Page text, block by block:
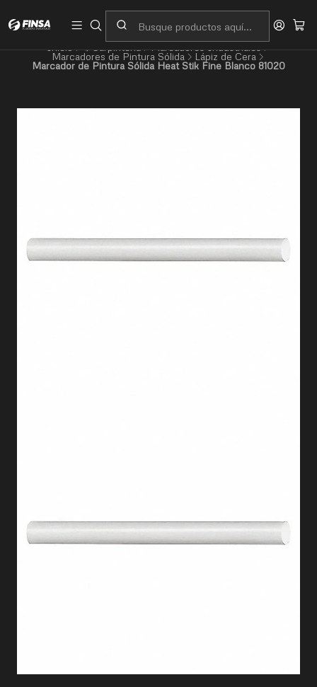
Marcadores de Pintura Sólida Lápiz de Cera
Marcador de Pintura Sólida Heat Stik Fine Blanco 81020